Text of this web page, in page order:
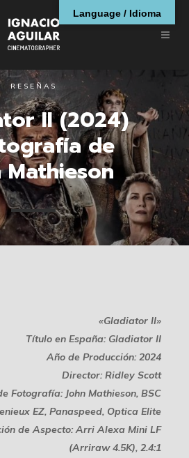
RESEÑAS
II (2024)
de
Mathieson
«Gladiator II»
Título en España: Gladiator II
Año de Producción: 2024
Director: Ridley Scott
Fotografía: John Mathieson, BSC
EZ, Panaspeed, Optica Elite
de Aspecto: Arri Alexa Mini LF
(Arriraw 4.5K), 2.4:1
Language / Idioma